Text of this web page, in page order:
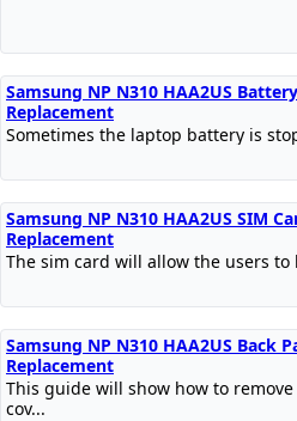
Samsung NP N310 HAA2US Battery
Replacement
Sometimes the laptop battery is
Samsung NP N310 HAA2US SIM
Replacement
The sim card will allow the users to
Samsung NP N310 HAA2US Back
Replacement
This guide will show how to
cov...